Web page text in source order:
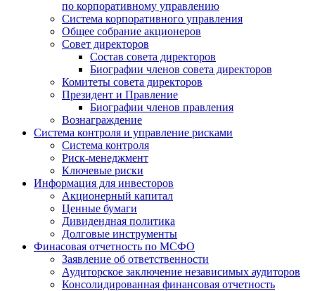
по корпоративному управлению
Система корпоративного управления
Общее собрание акционеров
Совет директоров
Состав совета директоров
Биографии членов совета директоров
Комитеты совета директоров
Президент и Правление
Биографии членов правления
Вознаграждение
Система контроля и управление рисками
Система контроля
Риск-менеджмент
Ключевые риски
Информация для инвесторов
Акционерный капитал
Ценные бумаги
Дивидендная политика
Долговые инструменты
Финасовая отчетность по МСФО
Заявление об ответственности
Аудиторское заключение независимых аудиторов
Консолидированная финансовая отчетность